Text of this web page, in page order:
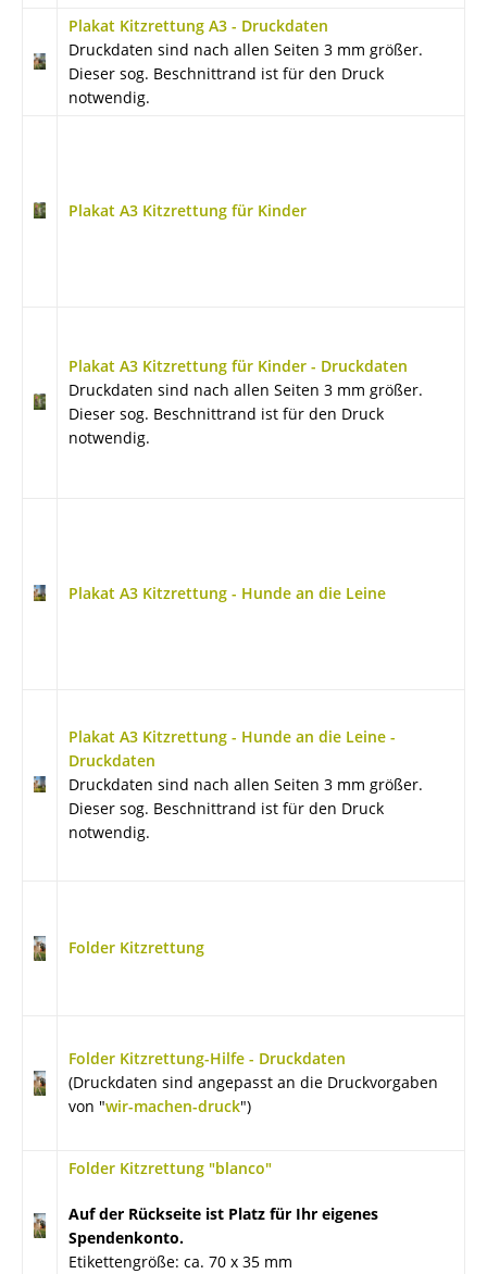
Plakat Kitzrettung A3 - Druckdaten
Druckdaten sind nach allen Seiten 3 mm größer.
Dieser sog. Beschnittrand ist für den Druck
notwendig.
Plakat A3 Kitzrettung für Kinder
Plakat A3 Kitzrettung für Kinder - Druckdaten
Druckdaten sind nach allen Seiten 3 mm größer.
Dieser sog. Beschnittrand ist für den Druck
notwendig.
Plakat A3 Kitzrettung - Hunde an die Leine
Plakat A3 Kitzrettung - Hunde an die Leine -
Druckdaten
Druckdaten sind nach allen Seiten 3 mm größer.
Dieser sog. Beschnittrand ist für den Druck
notwendig.
Folder Kitzrettung
Folder Kitzrettung-Hilfe - Druckdaten
(Druckdaten sind angepasst an die Druckvorgaben
von "wir-machen-druck")
Folder Kitzrettung "blanco"
Auf der Rückseite ist Platz für Ihr eigenes
Spendenkonto.
Etikettengröße: ca. 70 x 35 mm